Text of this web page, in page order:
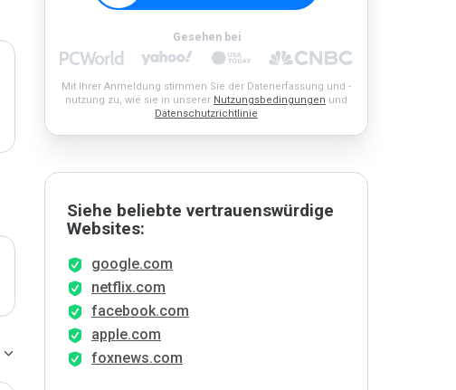
Gesehen bei
Mit Ihrer Anmeldung stimmen Sie der Datenerfassung und -
nutzung zu, wie sie in unserer Nutzungsbedingungen und
Datenschutzrichtlinie
Siehe beliebte vertrauenswürdige
Websites:
google.com
netflix.com
facebook.com
apple.com
foxnews.com